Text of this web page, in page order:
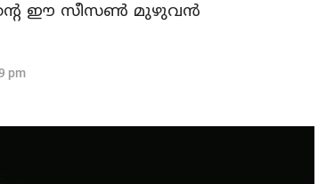
ഈ സീസണ്‍ മുഴുവന്‍
pm